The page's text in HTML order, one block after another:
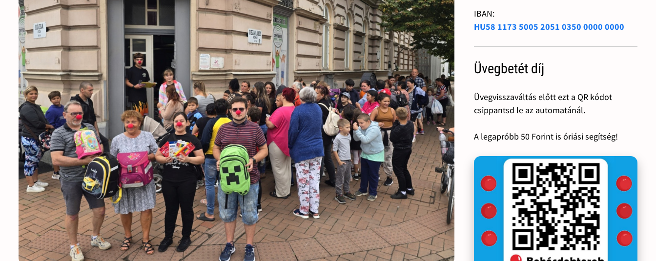
IBAN:
HU58 1173 5005 2051 0350 0000 0000
Üvegbetét díj
Üvegvisszaváltás előtt ezt a QR kódot
csippantsd le az automatánál.
A legapróbb 50 Forint is óriási segítség!